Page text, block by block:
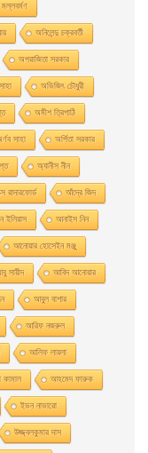
অনিলেন্দু চক্রবর্তী
অপরাজিতা সরকার
অভিজিৎ চৌধুরী
অমীশ ত্রিপাঠি
সাহা অর্পিতা সরকার
অ্যানীস নীন
রাদারফোর্ড আঁদ্রে জিদ
ইলিয়াস আনাইস নিন
আনোয়ার হোসেইন মঞ্জু
সায়ীদ আবিদ আনোয়ার
আবুল বাশার
আরিফ নজরুল
আলিফ লায়লা
আহমেদ ফারুক
ইভন নাভারাে
উজ্জ্বলকুমার দাস